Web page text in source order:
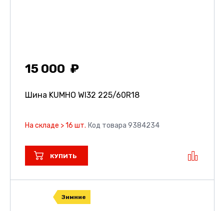
15 000
Шина KUMHO WI32 225/60R18
На складе > 16 шт. Код товара 9384234
КУПИТЬ
Зимние